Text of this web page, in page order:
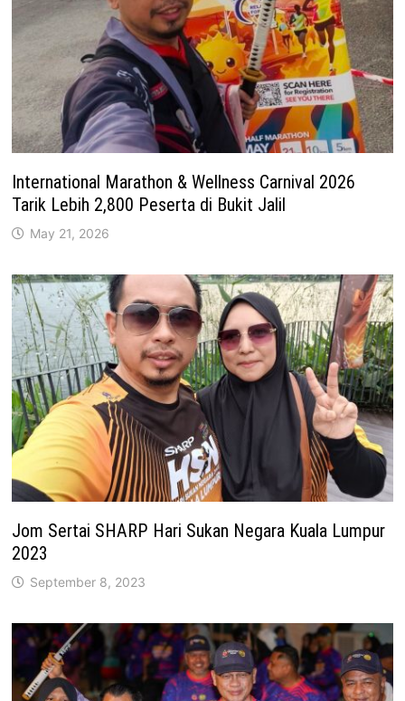
International Marathon & Wellness Carnival 2026
Tarik Lebih 2,800 Peserta di Bukit Jalil
May 21, 2026
Jom Sertai SHARP Hari Sukan Negara Kuala Lumpur
2023
September 8, 2023